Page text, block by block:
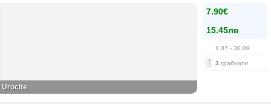
7.90€
15.45лв
1.07 - 30.09
3 грабнати
Urocite